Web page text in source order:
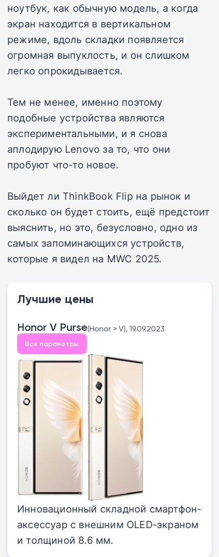
ноутбук, как обычную модель, а когда
экран находится в вертикальном
режиме, вдоль складки появляется
огромная выпуклость, и он слишком
легко опрокидывается.
Тем не менее, именно поэтому
подобные устройства являются
экспериментальными, и я снова
аплодирую Lenovo за то, что они
пробуют что-то новое.
Выйдет ли ThinkBook Flip на рынок и
сколько он будет стоить, ещё предстоит
выяснить, но это, безусловно, одно из
самых запоминающихся устройств,
которые я видел на MWC 2025.
Лучшие цены
Honor V Purse(Honor > V), 19.09.2023
Все параметры
Инновационный складной смартфон-
аксессуар с внешним OLED-экраном
и толщиной 8.6 мм.